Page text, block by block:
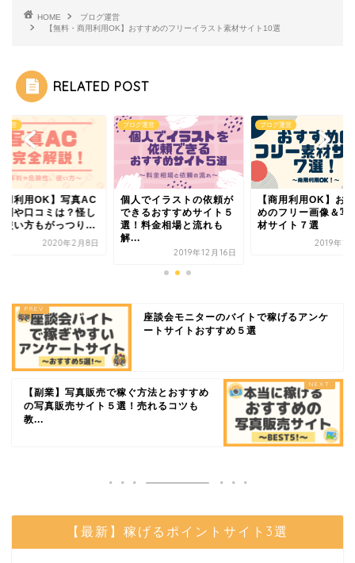
HOME
ブログ運営
【無料・商用利用OK】おすすめのフリーイラスト素材サイト10選
RELATED POST
運営
用利用OK】写真AC
判や口コミは？怪し
使い方もがっつり...
2020年2月8日
ブログ運営
個人でイラストの依頼が
できるおすすめサイト５
選！料金相場と流れも
解...
2019年12月16日
ブログ運営
【商用利用OK】お
めのフリー画像＆写
材サイト７選
2019年12
座談会モニターのバイトで稼げるアンケ
ートサイトおすすめ５選
【副業】写真販売で稼ぐ方法とおすすめ
の写真販売サイト５選！売れるコツも
教...
【最新】稼げるポイントサイト3選